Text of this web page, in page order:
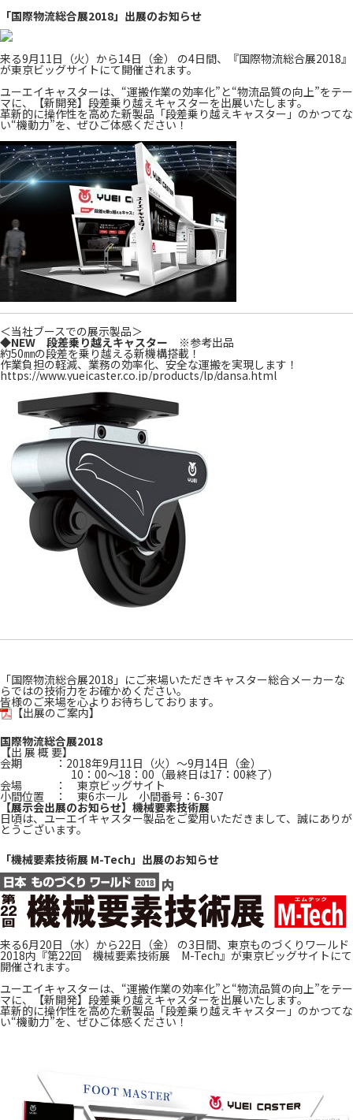
「国際物流総合展2018」出展のお知らせ
来る9月11日（火）から14日（金） の4日間、『国際物流総合展2018』
が東京ビッグサイトにて開催されます。
ユーエイキャスターは、“運搬作業の効率化”と“物流品質の向上”をテー
マに、【新開発】段差乗り越えキャスターを出展いたします。
革新的に操作性を高めた新製品「段差乗り越えキャスター」のかつてな
い“機動力”を、ぜひご体感ください！
＜当社ブースでの展示製品＞
◆NEW 段差乗り越えキャスター ※参考出品
約50㎜の段差を乗り越える新機構搭載！
作業負担の軽減、業務の効率化、安全な運搬を実現します！
https://www.yueicaster.co.jp/products/lp/dansa.html
「国際物流総合展2018」にご来場いただきキャスター総合メーカーな
らではの技術力をお確かめください。
皆様のご来場を心よりお待ちしております。
【出展のご案内】
国際物流総合展2018
【出 展 概 要】
会期 ：2018年9月11日（火）～9月14日（金）
10：00～18：00（最終日は17：00終了）
会場 ： 東京ビッグサイト
小間位置 ： 東6ホール 小間番号：6-307
【展示会出展のお知らせ】機械要素技術展
日頃は、ユーエイキャスター製品をご愛用いただきまして、誠にありが
とうございます。
「機械要素技術展 M-Tech」出展のお知らせ
来る6月20日（水）から22日（金） の3日間、東京ものづくりワールド
2018内『第22回 機械要素技術展 M-Tech』が東京ビッグサイトにて
開催されます。
ユーエイキャスターは、“運搬作業の効率化”と“物流品質の向上”をテー
マに、【新開発】段差乗り越えキャスターを出展いたします。
革新的に操作性を高めた新製品「段差乗り越えキャスター」のかつてな
い“機動力”を、ぜひご体感ください！